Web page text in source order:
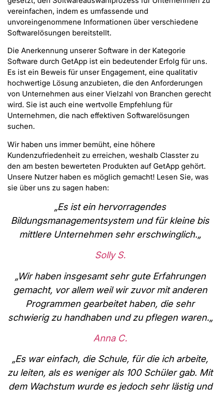
vereinfachen, indem es umfassende und
unvoreingenommene Informationen über verschiedene
Softwarelösungen bereitstellt.
Die Anerkennung unserer Software in der Kategorie
Software durch GetApp ist ein bedeutender Erfolg für uns.
Es ist ein Beweis für unser Engagement, eine qualitativ
hochwertige Lösung anzubieten, die den Anforderungen
von Unternehmen aus einer Vielzahl von Branchen gerecht
wird. Sie ist auch eine wertvolle Empfehlung für
Unternehmen, die nach effektiven Softwarelösungen
suchen.
Wir haben uns immer bemüht, eine höhere
Kundenzufriedenheit zu erreichen, weshalb Classter zu
den am besten bewerteten Produkten auf GetApp gehört.
Unsere Nutzer haben es möglich gemacht! Lesen Sie, was
sie über uns zu sagen haben:
„Es ist ein hervorragendes
Bildungsmanagementsystem und für kleine bis
mittlere Unternehmen sehr erschwinglich.„
Solly S.
„Wir haben insgesamt sehr gute Erfahrungen
gemacht, vor allem weil wir zuvor mit anderen
Programmen gearbeitet haben, die sehr
schwierig zu handhaben und zu pflegen waren.„
Anna C.
„Es war einfach, die Schule, für die ich arbeite,
zu leiten, als es weniger als 100 Schüler gab. Mit
dem Wachstum wurde es jedoch sehr lästig und